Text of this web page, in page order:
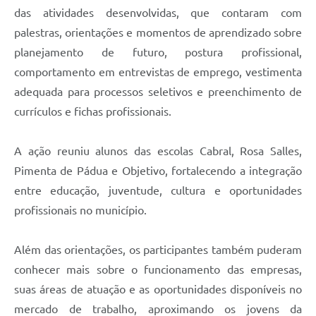
das atividades desenvolvidas, que contaram com
palestras, orientações e momentos de aprendizado sobre
planejamento de futuro, postura profissional,
comportamento em entrevistas de emprego, vestimenta
adequada para processos seletivos e preenchimento de
currículos e fichas profissionais.
A ação reuniu alunos das escolas Cabral, Rosa Salles,
Pimenta de Pádua e Objetivo, fortalecendo a integração
entre educação, juventude, cultura e oportunidades
profissionais no município.
Além das orientações, os participantes também puderam
conhecer mais sobre o funcionamento das empresas,
suas áreas de atuação e as oportunidades disponíveis no
mercado de trabalho, aproximando os jovens da